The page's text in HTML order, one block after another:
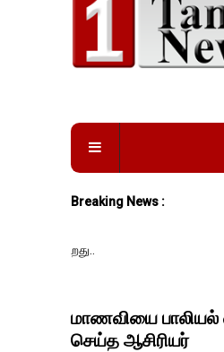
Breaking News :
மாணவியை
செய்த ஆசிரியர்